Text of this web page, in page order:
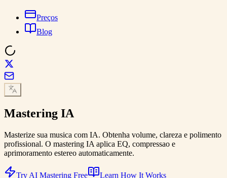
Preços
Blog
Mastering IA
Masterize sua musica com IA. Obtenha volume, clareza e polimento
profissional. O mastering IA aplica EQ, compressao e
aprimoramento estereo automaticamente.
Try AI Mastering Free Learn How It Works